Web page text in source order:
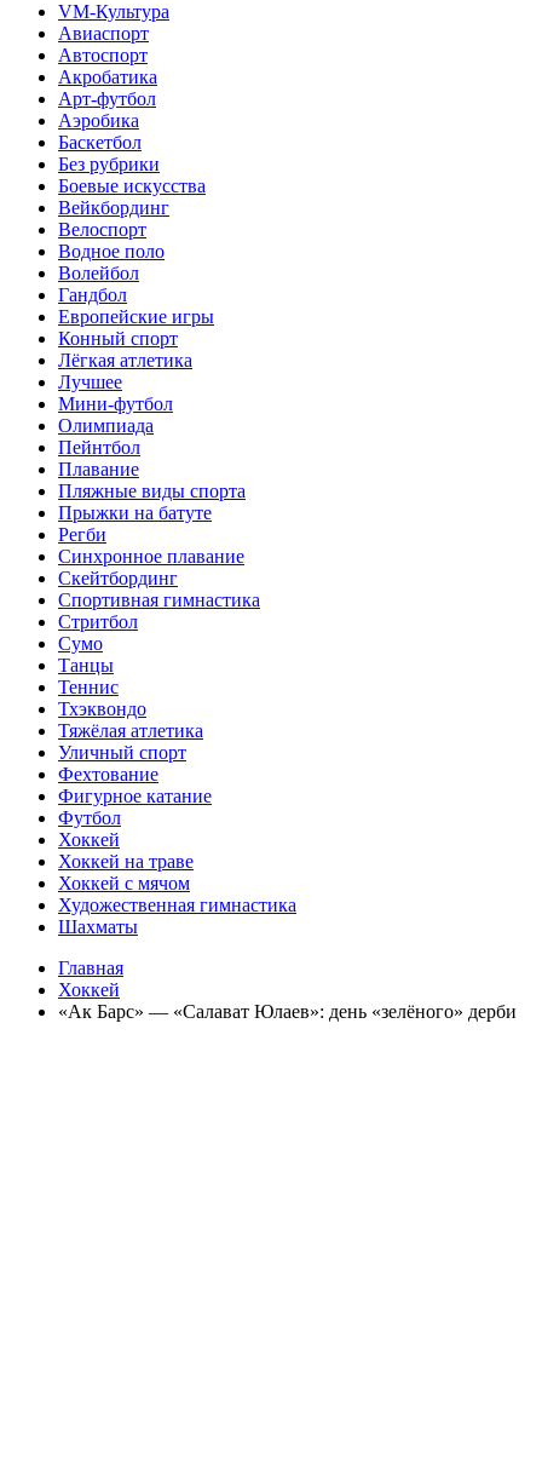
VM-Культура
Авиаспорт
Автоспорт
Акробатика
Арт-футбол
Аэробика
Баскетбол
Без рубрики
Боевые искусства
Вейкбординг
Велоспорт
Водное поло
Волейбол
Гандбол
Европейские игры
Конный спорт
Лёгкая атлетика
Лучшее
Мини-футбол
Олимпиада
Пейнтбол
Плавание
Пляжные виды спорта
Прыжки на батуте
Регби
Синхронное плавание
Скейтбординг
Спортивная гимнастика
Стритбол
Сумо
Танцы
Теннис
Тхэквондо
Тяжёлая атлетика
Уличный спорт
Фехтование
Фигурное катание
Футбол
Хоккей
Хоккей на траве
Хоккей с мячом
Художественная гимнастика
Шахматы
Главная
Хоккей
«Ак Барс» — «Салават Юлаев»: день «зелёного» дерби